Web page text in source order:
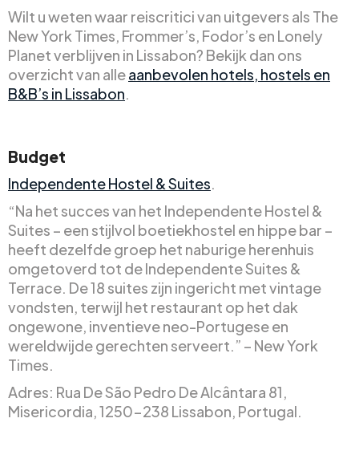
Wilt u weten waar reiscritici van uitgevers als The
New York Times, Frommer’s, Fodor’s en Lonely
Planet verblijven in Lissabon? Bekijk dan ons
overzicht van alleaanbevolen hotels, hostels en
B&B’s in Lissabon.
Budget
Independente Hostel & Suites.
“Na het succes van het Independente Hostel &
Suites – een stijlvol boetiekhostel en hippe bar –
heeft dezelfde groep het naburige herenhuis
omgetoverd tot de Independente Suites &
Terrace. De 18 suites zijn ingericht met vintage
vondsten, terwijl het restaurant op het dak
ongewone, inventieve neo-Portugese en
wereldwijde gerechten serveert.” – New York
Times.
Adres: Rua De São Pedro De Alcântara 81,
Misericordia, 1250-238 Lissabon, Portugal.